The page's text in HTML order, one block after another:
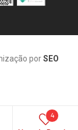
porSEO
4